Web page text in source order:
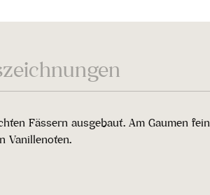
Fässern ausgebaut. Am Gaumen
Vanillenoten.